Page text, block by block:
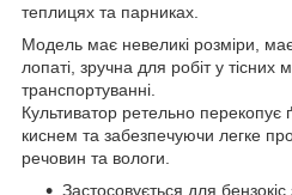
теплицях та парниках.
Модель має невеликі розміри, має
лопаті, зручна для робіт у тісних
транспортуванні.
Культиватор ретельно перекопує
киснем та забезпечуючи легке
речовин та вологи.
Застосовується для